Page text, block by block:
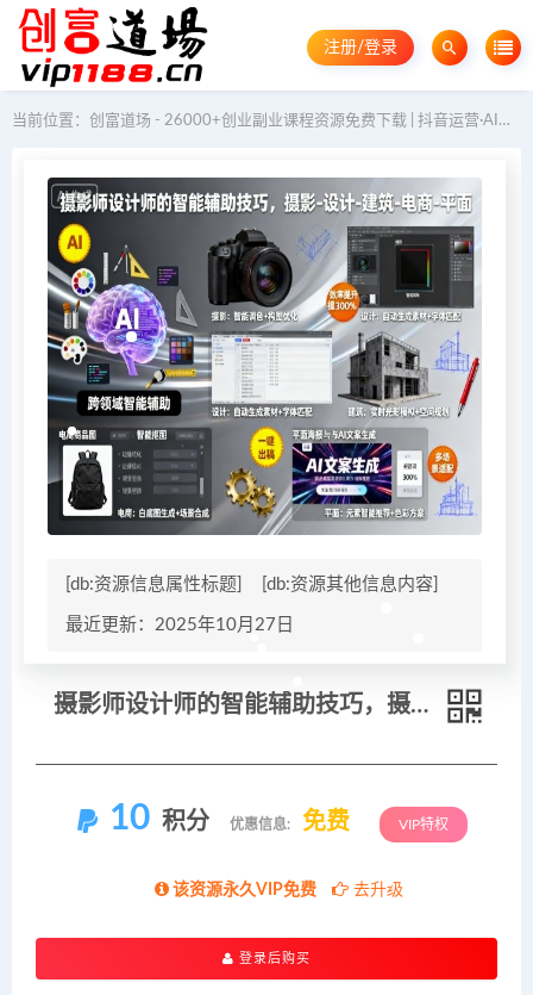
注册/登录
当前位置： 创富道场 - 26000+创业副业课程资源免费下载 | 抖音运营·AI教程·GEO优化
[db:资源信息属性标题] [db:资源其他信息内容]
最近更新：2025年10月27日
摄影师设计师的智能辅助技巧，摄影-设计-建筑-电商-平面
10 积分 优惠信息: 免费 VIP特权
该资源永久VIP免费 去升级
登录后购买